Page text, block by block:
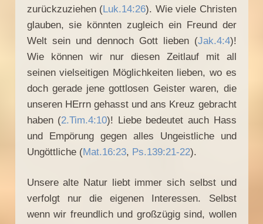
zurückzuziehen (Luk.14:26). Wie viele Christen
glauben, sie könnten zugleich ein Freund der
Welt sein und dennoch Gott lieben (Jak.4:4)!
Wie können wir nur diesen Zeitlauf mit all
seinen vielseitigen Möglichkeiten lieben, wo es
doch gerade jene gottlosen Geister waren, die
unseren HErrn gehasst und ans Kreuz gebracht
haben (2.Tim.4:10)! Liebe bedeutet auch Hass
und Empörung gegen alles Ungeistliche und
Ungöttliche (Mat.16:23, Ps.139:21-22).
Unsere alte Natur liebt immer sich selbst und
verfolgt nur die eigenen Interessen. Selbst
wenn wir freundlich und großzügig sind, wollen